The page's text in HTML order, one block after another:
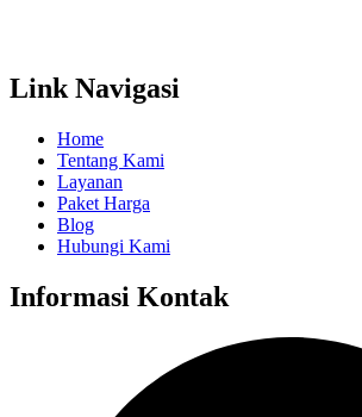
Link Navigasi
Home
Tentang Kami
Layanan
Paket Harga
Blog
Hubungi Kami
Informasi Kontak